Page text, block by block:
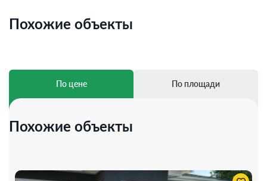
Похожие объекты
По цене По площади
Похожие объекты